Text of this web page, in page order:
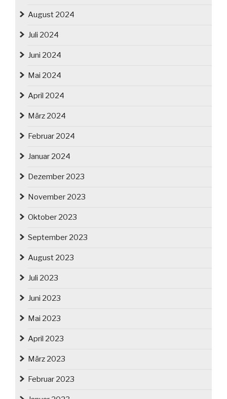
August 2024
Juli 2024
Juni 2024
Mai 2024
April 2024
März 2024
Februar 2024
Januar 2024
Dezember 2023
November 2023
Oktober 2023
September 2023
August 2023
Juli 2023
Juni 2023
Mai 2023
April 2023
März 2023
Februar 2023